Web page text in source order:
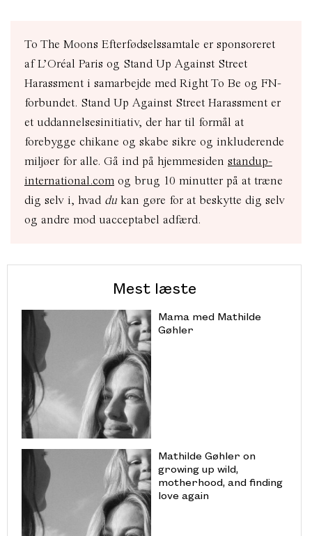
To The Moons Efterfødselssamtale er sponsoreret
af L’Oréal Paris og Stand Up Against Street
Harassment i samarbejde med Right To Be og FN-
forbundet. Stand Up Against Street Harassment er
et uddannelsesinitiativ, der har til formål at
forebygge chikane og skabe sikre og inkluderende
miljøer for alle. Gå ind på hjemmesiden standup-
international.com og brug 10 minutter på at træne
dig selv i, hvad du kan gøre for at beskytte dig selv
og andre mod uacceptabel adfærd.
Mest læste
Mama med Mathilde
Gøhler
Mathilde Gøhler on
growing up wild,
motherhood, and finding
love again